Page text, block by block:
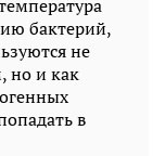
бактерий,
не
но и как
в